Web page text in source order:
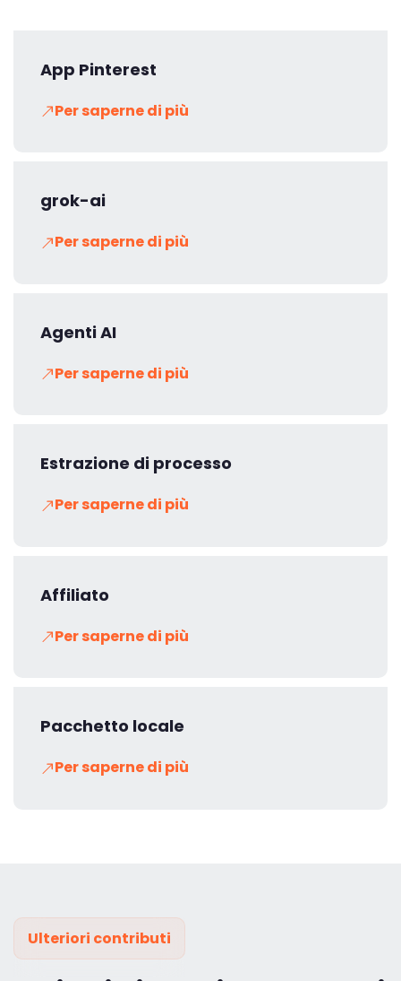
App Pinterest
Per saperne di più
grok-ai
Per saperne di più
Agenti AI
Per saperne di più
Estrazione di processo
Per saperne di più
Affiliato
Per saperne di più
Pacchetto locale
Per saperne di più
Ulteriori contributi